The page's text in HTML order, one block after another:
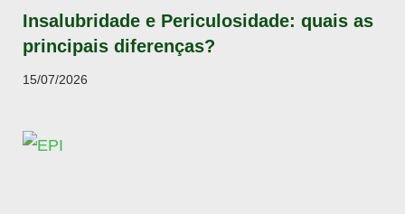
Insalubridade e Periculosidade: quais as
principais diferenças?
15/07/2026